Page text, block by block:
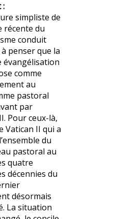
:
simpliste de
récente du
conduit
penser que la
évangélisation
comme
au
pastoral
par
Pour ceux-là,
Vatican II qui a
du
pastoral au
quatre
décennies du
désormais
La situation